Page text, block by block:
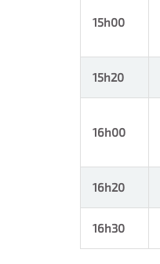
15h00
15h20
16h00
16h20
16h30